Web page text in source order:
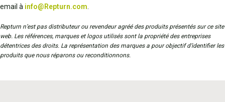
email à info@Repturn.com
Repturn n’est pas distributeur ou revendeur agréé des produits présentés sur ce site
web. Les références, marques et logos utilisés sont la propriété des entreprises
détentrices des droits. La représentation des marques a pour objectif d’identifier les
produits que nous réparons ou reconditionnons.